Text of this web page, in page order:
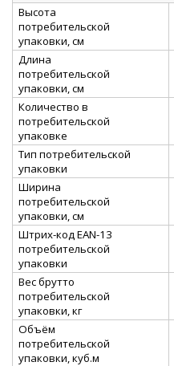
Высота
потребительской
упаковки, см
Длина
потребительской
упаковки, см
Количество в
потребительской
упаковке
Тип потребительской
упаковки
Ширина
потребительской
упаковки, см
Штрих-код EAN-13
потребительской
упаковки
Вес брутто
потребительской
упаковки, кг
Объём
потребительской
упаковки, куб.м